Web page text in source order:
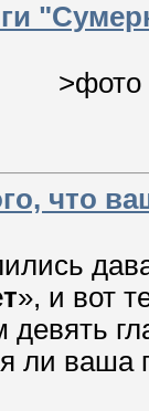
>фото
что
», и вот
девять
ли ваша